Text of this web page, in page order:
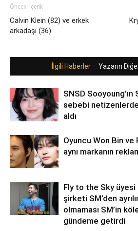
Önceki İçerik
Calvin Klein (82) ve erkek
arkadaşı (36)
İlgili Haberler Yazarın
SNSD Sooyoung’ın
sebebi
aldı
Oyuncu Won Bin ve
aynı markanın
Fly to the Sky üyesi
şirketi SM’den
olmaması SM’in
gündeme getirdi